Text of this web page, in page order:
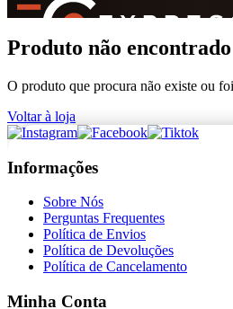
+de 36.000 reviews
Produto não encontrado
O produto que procura não existe ou
Voltar à loja
Informações
Sobre Nós
Perguntas Frequentes
Política de Envios
Política de Devoluções
Política de Cancelamento
Minha Conta